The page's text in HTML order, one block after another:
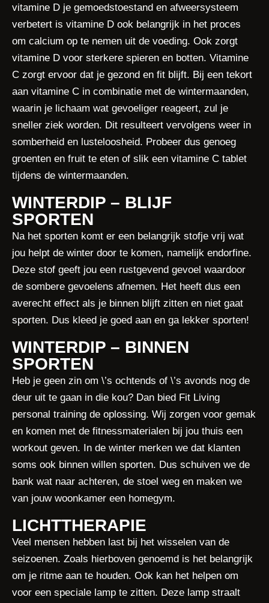
vitamine D je gemoedstoestand en afweersysteem
verbetert is vitamine D ook belangrijk in het proces
om calcium op te nemen uit de voeding. Ook zorgt
vitamine D voor sterkere spieren en botten. Vitamine
C zorgt ervoor dat je gezond en fit blijft. Bij een tekort
aan vitamine C in combinatie met de wintermaanden,
waarin je lichaam wat gevoeliger reageert, zul je
sneller ziek worden. Dit resulteert vervolgens weer in
somberheid en lusteloosheid. Probeer dus genoeg
groenten en fruit te eten of slik een vitamine C tablet
tijdens de wintermaanden.
WINTERDIP – BLIJF
SPORTEN
Na het sporten komt er een belangrijk stofje vrij wat
jou helpt de winter door te komen, namelijk endorfine.
Deze stof geeft jou een rustgevend gevoel waardoor
de sombere gevoelens afnemen. Het heeft dus een
averecht effect als je binnen blijft zitten en niet gaat
sporten. Dus kleed je goed aan en ga lekker sporten!
WINTERDIP – BINNEN
SPORTEN
Heb je geen zin om \’s ochtends of \’s avonds nog de
deur uit te gaan in die kou? Dan bied Fit Living
personal training de oplossing. Wij zorgen voor gemak
en komen met de fitnessmaterialen bij jou thuis een
workout geven. In de winter merken we dat klanten
soms ook binnen willen sporten. Dus schuiven we de
bank wat naar achteren, de stoel weg en maken we
van jouw woonkamer een homegym.
LICHTTHERAPIE
Veel mensen hebben last bij het wisselen van de
seizoenen. Zoals hierboven genoemd is het belangrijk
om je ritme aan te houden. Ook kan het helpen om
voor een speciale lamp te zitten. Deze lamp straalt